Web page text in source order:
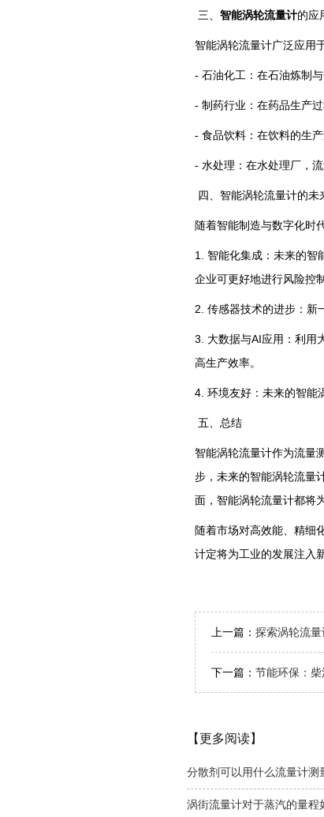
三、 智能涡轮流量计的应
智能涡轮流量计广泛应用
- 石油化工：在石油炼制
- 制药行业：在药品生产
- 食品饮料：在饮料的生
- 水处理：在水处理厂，
四、智能涡轮流量计的未
随着智能制造与数字化时
1. 智能化集成：未来的智
企业可更好地进行风险控
2. 传感器技术的进步：新
3. 大数据与AI应用：利用
高生产效率。
4. 环境友好：未来的智能
五、总结
智能涡轮流量计作为流量
步，未来的智能涡轮流量
面，智能涡轮流量计都将
随着市场对高效能、精细
计定将为工业的发展注入
上一篇： 探索涡轮流
下一篇： 节能环保：
【更多阅读】
分散剂可以用什么流量计测
涡街流量计对于蒸汽的量程